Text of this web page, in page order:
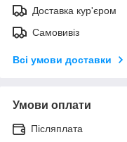
Доставка кур'єром
Самовивіз
Всі умови доставки
Умови оплати
Післяплата